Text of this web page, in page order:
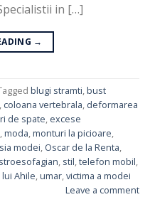
in […]
→
blugi stramti,bust
, coloana vertebrala, deformarea
de spate, excese
,moda,monturi la picioare,
modei, Oscar de la Renta,
, stil,telefon mobil,
Ahile,umar,victima a modei
Leave a comment